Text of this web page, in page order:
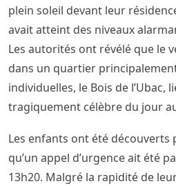
plein soleil devant leur
avait atteint des niveaux
Les autorités ont révélé que le
dans un quartier
individuelles, le Bois de l’Ubac,
tragiquement célèbre du jour
Les enfants ont été découverts
qu’un appel d’urgence ait été
13h20. Malgré la rapidité de